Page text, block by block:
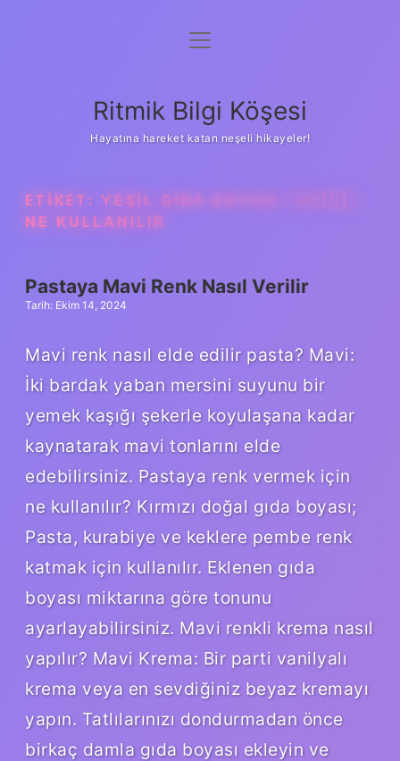
Anasayfa
Yasal Uyarı
menüyü
Ritmik Bilgi Köşesi
Hayatına hareket katan neşeli hikayeler!
ETIKET: YEŞIL GIDA BOYASI YERINE
NE KULLANILIR
Pastaya Mavi Renk Nasıl Verilir
Tarih: Ekim 14, 2024
Mavi renk nasıl elde edilir pasta? Mavi:
İki bardak yaban mersini suyunu bir
yemek kaşığı şekerle koyulaşana kadar
kaynatarak mavi tonlarını elde
edebilirsiniz. Pastaya renk vermek için
ne kullanılır? Kırmızı doğal gıda boyası;
Pasta, kurabiye ve keklere pembe renk
katmak için kullanılır. Eklenen gıda
boyası miktarına göre tonunu
ayarlayabilirsiniz. Mavi renkli krema nasıl
yapılır? Mavi Krema: Bir parti vanilyalı
krema veya en sevdiğiniz beyaz kremayı
yapın. Tatlılarınızı dondurmadan önce
birkaç damla gıda boyası ekleyin ve